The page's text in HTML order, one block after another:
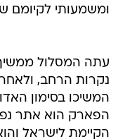
ומשמעותי לקיומם
עתה המסלול ממשיך
נקרות הרחב,
המשיכו בסימון
הפארק הוא אתר
הקיימת לישראל